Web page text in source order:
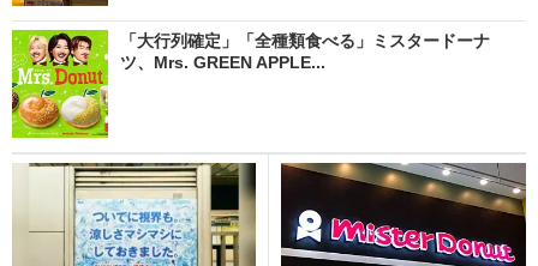
「大行列確定」「全種類食べる」ミスタードーナ
ツ、Mrs. GREEN APPLE...